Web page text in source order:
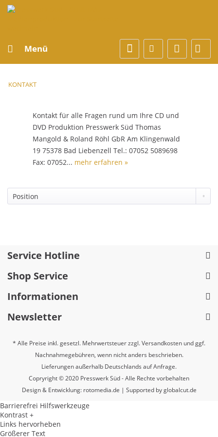
Menü
KONTAKT
Kontakt für alle Fragen rund um Ihre CD und
DVD Produktion Presswerk Süd Thomas
Mangold & Roland Röhl GbR Am Klingenwald
19 75378 Bad Liebenzell Tel.: 07052 5089698
Fax: 07052... mehr erfahren »
Service Hotline
Shop Service
Informationen
Newsletter
* Alle Preise inkl. gesetzl. Mehrwertsteuer zzgl.Versandkosten und ggf.
Nachnahmegebühren, wenn nicht anders beschrieben.
Lieferungen außerhalb Deutschlands auf Anfrage.
Copryright © 2020 Presswerk Süd - Alle Rechte vorbehalten
Design & Entwicklung: rotomedia.de | Supported byglobalcut.de
Barrierefrei Hilfswerkzeuge
Kontrast +
Links hervorheben
Größerer Text